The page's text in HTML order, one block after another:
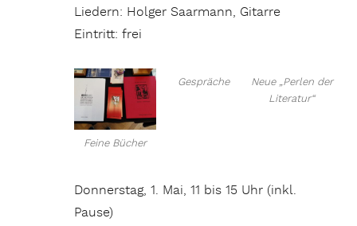
Liedern: Holger Saarmann, Gitarre
Eintritt: frei
Feine Bücher
Gespräche
Neue „Perlen der
Literatur“
Donnerstag, 1. Mai, 11 bis 15 Uhr (inkl.
Pause)